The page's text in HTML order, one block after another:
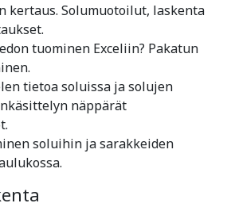
kertaus. Solumuotoilut, laskenta
tuominen Exceliin? Pakatun
tietoa soluissa ja solujen
näppärät
soluihin ja sarakkeiden